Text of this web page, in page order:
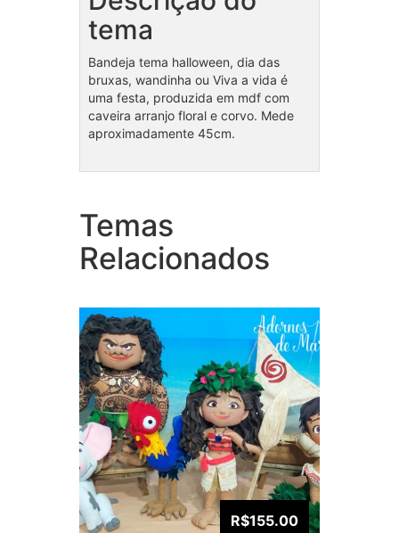
tema
Bandeja tema halloween, dia das
bruxas, wandinha ou Viva a vida é
uma festa, produzida em mdf com
caveira arranjo floral e corvo. Mede
aproximadamente 45cm.
Temas
Relacionados
Coleção Moana
R$155.00